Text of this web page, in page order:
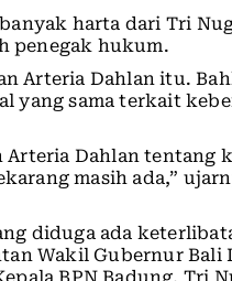
harta dari Tri
penegak hukum.
Arteria Dahlan itu.
yang sama terkait
Arteria Dahlan tentang
masih ada,”
diduga ada
Wakil Gubernur Bali